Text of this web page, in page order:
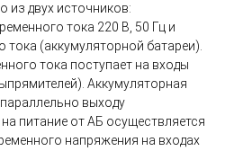
из двух источников:
тока 220 В, 50 Гц и
тока (аккумуляторной батареи).
тока поступает на входы
Аккумуляторная
выходу
питание от АБ осуществляется
напряжения на входах